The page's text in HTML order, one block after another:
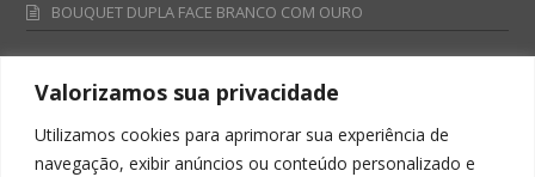
Valorizamos sua privacidade
Utilizamos cookies para aprimorar sua experiência de
navegação, exibir anúncios ou conteúdo personalizado e
BOUQUET DUPLA FACE BRANCO COM OURO
Fale Conosco